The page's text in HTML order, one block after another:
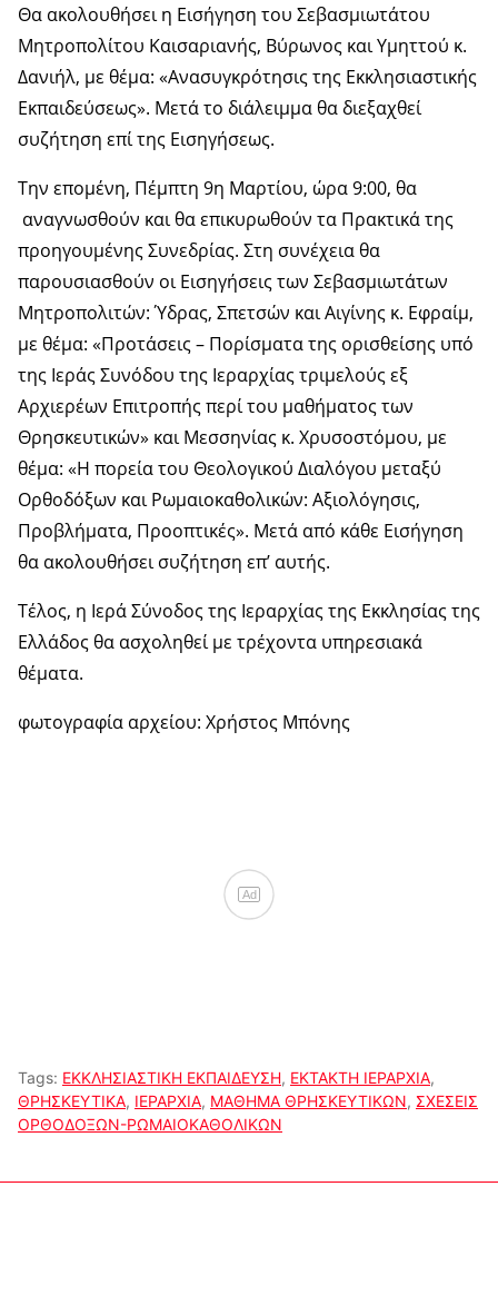
Θα ακολουθήσει η Εισήγηση του Σεβασμιωτάτου
Μητροπολίτου Καισαριανής, Βύρωνος και Υμηττού κ.
Δανιήλ, με θέμα: «Ανασυγκρότησις της Εκκλησιαστικής
Εκπαιδεύσεως». Μετά το διάλειμμα θα διεξαχθεί
συζήτηση επί της Εισηγήσεως.
Την επομένη, Πέμπτη 9η Μαρτίου, ώρα 9:00, θα
αναγνωσθούν και θα επικυρωθούν τα Πρακτικά της
προηγουμένης Συνεδρίας. Στη συνέχεια θα
παρουσιασθούν οι Εισηγήσεις των Σεβασμιωτάτων
Μητροπολιτών: Ύδρας, Σπετσών και Αιγίνης κ. Εφραίμ,
με θέμα: «Προτάσεις – Πορίσματα της ορισθείσης υπό
της Ιεράς Συνόδου της Ιεραρχίας τριμελούς εξ
Αρχιερέων Επιτροπής περί του μαθήματος των
Θρησκευτικών» και Μεσσηνίας κ. Χρυσοστόμου, με
θέμα: «Η πορεία του Θεολογικού Διαλόγου μεταξύ
Ορθοδόξων και Ρωμαιοκαθολικών: Αξιολόγησις,
Προβλήματα, Προοπτικές». Μετά από κάθε Εισήγηση
θα ακολουθήσει συζήτηση επ’ αυτής.
Τέλος, η Ιερά Σύνοδος της Ιεραρχίας της Εκκλησίας της
Ελλάδος θα ασχοληθεί με τρέχοντα υπηρεσιακά
θέματα.
φωτογραφία αρχείου: Χρήστος Μπόνης
Ad
Tags: ΕΚΚΛΗΣΙΑΣΤΙΚΗ ΕΚΠΑΙΔΕΥΣΗ, ΕΚΤΑΚΤΗ ΙΕΡΑΡΧΙΑ,
ΘΡΗΣΚΕΥΤΙΚΑ, ΙΕΡΑΡΧΙΑ, ΜΑΘΗΜΑ ΘΡΗΣΚΕΥΤΙΚΩΝ, ΣΧΕΣΕΙΣ
ΟΡΘΟΔΟΞΩΝ-ΡΩΜΑΙΟΚΑΘΟΛΙΚΩΝ